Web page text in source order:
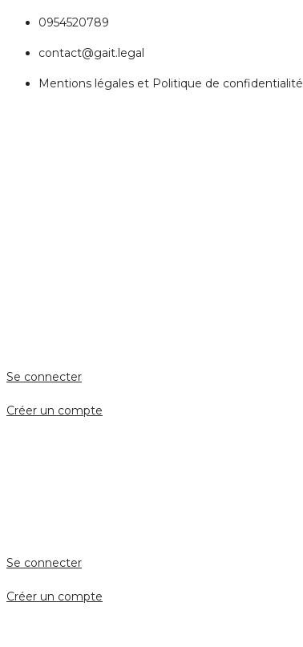
0954520789
contact@gait.legal
Mentions légales et Politique de confidentialité
Se connecter
Créer un compte
Se connecter
Créer un compte